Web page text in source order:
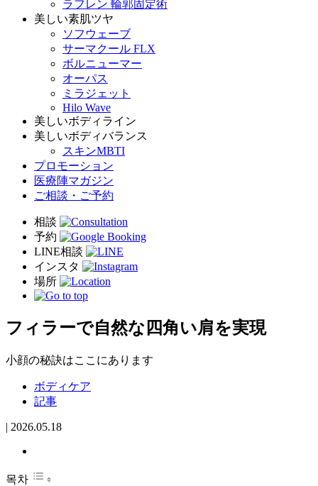
ラフレン 輪郭固定術
美しい素肌ツヤ
ソフウェーブ
サーマクール FLX
ボルニューマー
オーパス
ミラジェット
Hilo Wave
美しいボディライン
美しいボディバランス
スキンMBTI
プロモーション
医療陣マガジン
ご相談・ご予約
フィラーで自然な四角い肩を実現
小顔の秘訣はここにあります
ボディケア
記事
| 2026.05.18
목차